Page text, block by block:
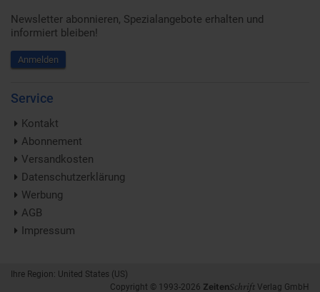
Newsletter abonnieren, Spezialangebote erhalten und
informiert bleiben!
Anmelden
Service
Kontakt
Abonnement
Versandkosten
Datenschutzerklärung
Werbung
AGB
Impressum
Ihre Region: United States (US)
Copyright © 1993-2026 ZeitenSchrift Verlag GmbH